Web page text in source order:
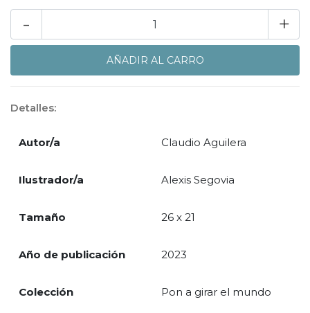
+
-
Detalles:
Autor/a Claudio Aguilera
Ilustrador/a Alexis Segovia
Tamaño 26 x 21
Año de publicación 2023
Colección Pon a girar el mundo